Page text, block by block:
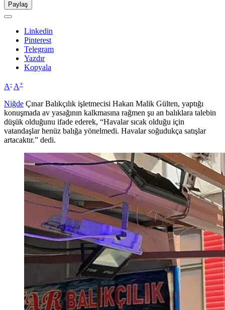
Paylaş
Linkedin
Pinterest
Telegram
Yazdır
Kopyala
A- A+
Niğde Çınar Balıkçılık işletmecisi Hakan Malik Gülten, yaptığı
konuşmada av yasağının kalkmasına rağmen şu an balıklara talebin
düşük olduğunu ifade ederek, “Havalar sıcak olduğu için
vatandaşlar henüz balığa yönelmedi. Havalar soğudukça satışlar
artacaktır.” dedi.